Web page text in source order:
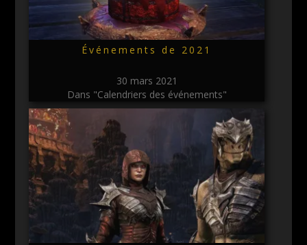
Événements de 2021
30 mars 2021
Dans "Calendriers des événements"